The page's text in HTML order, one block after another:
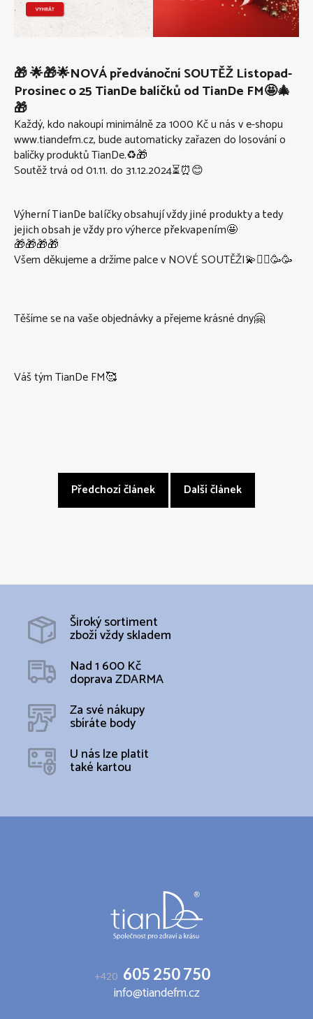
🎁 🌟🎁🌟NOVÁ předvánoční SOUTĚŽ Listopad-
Prosinec o 25 TianDe balíčků od TianDe FM🤩🎄
🎁
Každý, kdo nakoupí minimálně za 1000 Kč u nás v e-shopu
www.tiandefm.cz, bude automaticky zařazen do losování o
balíčky produktů TianDe.♻️🎁
Soutěž trvá od 01.11. do 31.12.2024⏳⏰😊
Výherní TianDe balíčky obsahují vždy jiné produkty a tedy
jejich obsah je vždy pro výherce překvapením🤩
🎁🎁🎁🎁
Všem děkujeme a držíme palce v NOVÉ SOUTĚŽI💫✊🏼🥳🥳
Těšíme se na vaše objednávky a přejeme krásné dny🤗
Váš tým TianDe FM🥰
Předchozí článek Další článek
Široký sortiment
zboží vždy skladem
Nad 1 600 Kč
doprava ZDARMA
Za své nákupy
sbíráte body
U nás lze platit
také kartou
Z
+420 605 250 750
info@tiandefm.cz